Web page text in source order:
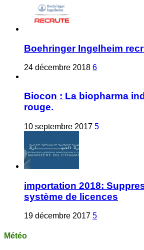
Boehringer Ingelheim
24 décembre 2018 6
Biocon : La biopharma
rouge.
10 septembre 2017 5
importation 2018:
système de licences
19 décembre 2017 5
Météo